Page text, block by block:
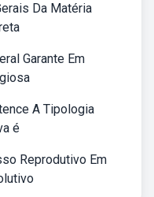
Da Matéria
Garante Em
A Tipologia
é
Reprodutivo Em